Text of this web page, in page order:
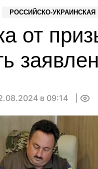
РОССИЙСКО-УКРАИНСКАЯ
от
в 09:14